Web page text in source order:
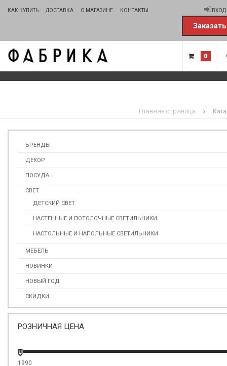
КАК КУПИТЬ ДОСТАВКА О МАГАЗИНЕ КОНТАКТЫ ВХОД
0
Главная страница
БРЕНДЫ
ДЕКОР
ПОСУДА
СВЕТ
ДЕТСКИЙ СВЕТ
НАСТЕННЫЕ И ПОТОЛОЧНЫЕ СВЕТИЛЬНИКИ
НАСТОЛЬНЫЕ И НАПОЛЬНЫЕ СВЕТИЛЬНИКИ
МЕБЕЛЬ
НОВИНКИ
НОВЫЙ ГОД
СКИДКИ
РОЗНИЧНАЯ ЦЕНА
1990